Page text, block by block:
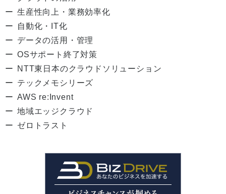
生産性向上・業務効率化
自動化・IT化
データの活用・管理
OSサポート終了対策
NTT東日本のクラウドソリューション
テックメモシリーズ
AWS re:Invent
地域エッジクラウド
ゼロトラスト